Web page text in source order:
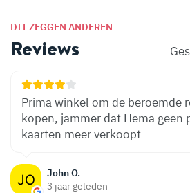
DIT ZEGGEN ANDEREN
Reviews
John O.
3 jaar geleden
Prima winkel om de beroemde
kopen, jammer dat Hema geen
kaarten meer verkoopt